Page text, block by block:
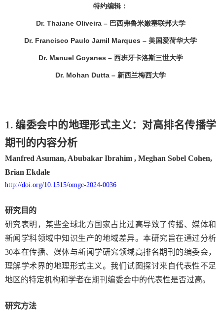
特约编辑：
Dr. Thaiane Oliveira – 巴西弗鲁米嫩塞联邦大学
Dr. Francisco Paulo Jamil Marques – 美国爱荷华大学
Dr. Manuel Goyanes – 西班牙卡洛斯三世大学
Dr. Mohan Dutta – 新西兰梅西大学
1. 编委会中的地理形式主义：对高排名传播学
期刊的内容分析
Manfred Asuman, Abubakar Ibrahim , Meghan Sobel Cohen,
Brian Ekdale
http://doi.org/10.1515/omgc-2024-0036
研究目的
研究表明，某些全球北方国家占比过高导致了传播、媒体和
新闻学科领域中知识生产的地域差异。本研究旨在通过分析
30本在传播、媒体与新闻学研究领域高排名期刊的编委会，
理解学术界的地理形式主义。我们试图探讨来自代表性不足
地区的特定机构和学者在期刊编委会中的代表性是否过高。
研究方法